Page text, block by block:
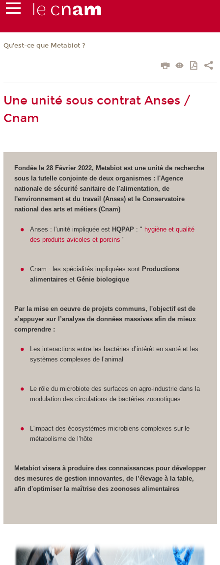
Qu'est-ce que Metabiot ?
Une unité sous contrat Anses /
Cnam
Fondée le 28 Février 2022, Metabiot est une unité de recherche
sous la tutelle conjointe de deux organismes : l'Agence
nationale de sécurité sanitaire de l'alimentation, de
l'environnement et du travail (Anses) et le Conservatoire
national des arts et métiers (Cnam)
Anses : l'unité impliquée est HQPAP : " hygiène et qualité
des produits avicoles et porcins "
Cnam : les spécialités impliquées sont Productions
alimentairesetGénie biologique
Par la mise en oeuvre de projets communs, l'objectif est de
s’appuyer sur l’analyse de données massives afin de mieux
comprendre :
Les interactions entre les bactéries d’intérêt en santé et les
systèmes complexes de l’animal
Le rôle du microbiote des surfaces en agro-industrie dans la
modulation des circulations de bactéries zoonotiques
L'impact des écosystèmes microbiens complexes sur le
métabolisme de l’hôte
Metabiot visera à produire des connaissances pour développer
des mesures de gestion innovantes, de l’élevage à la table,
afin d'optimiser la maîtrise des zoonoses alimentaires